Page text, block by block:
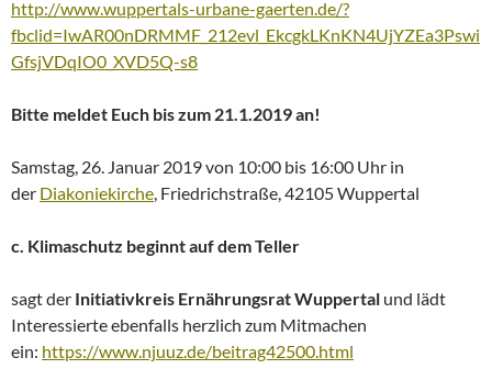
http://www.wuppertals-urbane-gaerten.de/?
fbclid=IwAR00nDRMMF_212evl_EkcgkLKnKN4UjYZEa3Pswi
GfsjVDqIO0_XVD5Q-s8
Bitte meldet Euch bis zum 21.1.2019 an!
Samstag, 26. Januar 2019 von 10:00 bis 16:00 Uhr in
der Diakoniekirche, Friedrichstraße, 42105 Wuppertal
c. Klimaschutz beginnt auf dem Teller
sagt der Initiativkreis Ernährungsrat Wuppertal und lädt
Interessierte ebenfalls herzlich zum Mitmachen
ein: https://www.njuuz.de/beitrag42500.html